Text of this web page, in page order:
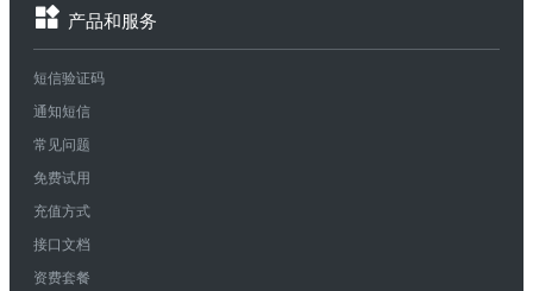
产品和服务
短信验证码
通知短信
常见问题
免费试用
充值方式
接口文档
资费套餐